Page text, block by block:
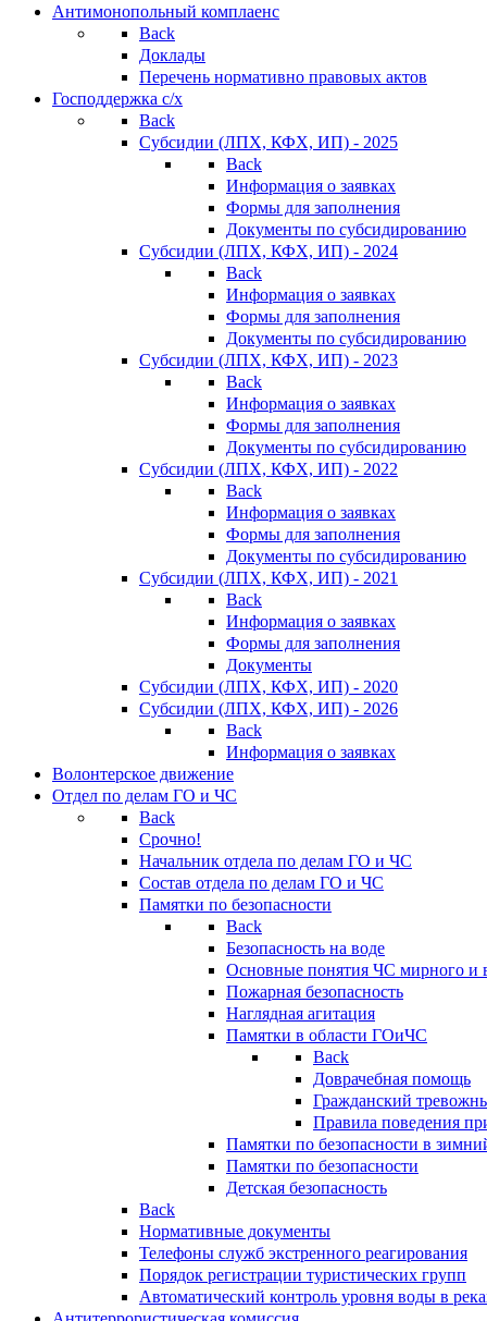
Антимонопольный комплаенс
Back
Доклады
Перечень нормативно правовых актов
Господдержка с/х
Back
Субсидии (ЛПХ, КФХ, ИП) - 2025
Back
Информация о заявках
Формы для заполнения
Документы по субсидированию
Субсидии (ЛПХ, КФХ, ИП) - 2024
Back
Информация о заявках
Формы для заполнения
Документы по субсидированию
Субсидии (ЛПХ, КФХ, ИП) - 2023
Back
Информация о заявках
Формы для заполнения
Документы по субсидированию
Субсидии (ЛПХ, КФХ, ИП) - 2022
Back
Информация о заявках
Формы для заполнения
Документы по субсидированию
Субсидии (ЛПХ, КФХ, ИП) - 2021
Back
Информация о заявках
Формы для заполнения
Документы
Субсидии (ЛПХ, КФХ, ИП) - 2020
Субсидии (ЛПХ, КФХ, ИП) - 2026
Back
Информация о заявках
Волонтерское движение
Отдел по делам ГО и ЧС
Back
Срочно!
Начальник отдела по делам ГО и ЧС
Состав отдела по делам ГО и ЧС
Памятки по безопасности
Back
Безопасность на воде
Основные понятия ЧС мирного и
Пожарная безопасность
Наглядная агитация
Памятки в области ГОиЧС
Back
Доврачебная помощь
Гражданский
Правила поведения
Памятки по безопасности в
Памятки по безопасности
Детская безопасность
Back
Нормативные документы
Телефоны служб экстренного реагирования
Порядок регистрации туристических групп
Автоматический контроль уровня воды в